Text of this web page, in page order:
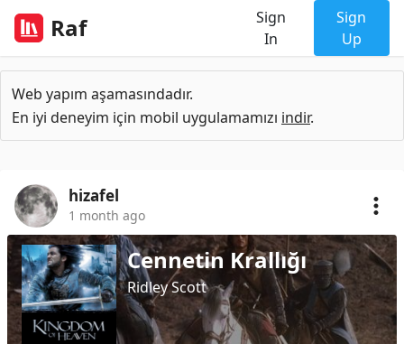
Raf
Sign
In
Sign
Up
Web yapım aşamasındadır.
En iyi deneyim için mobil uygulamamızı indir.
hizafel
1 month ago
Cennetin Krallığı
Ridley Scott